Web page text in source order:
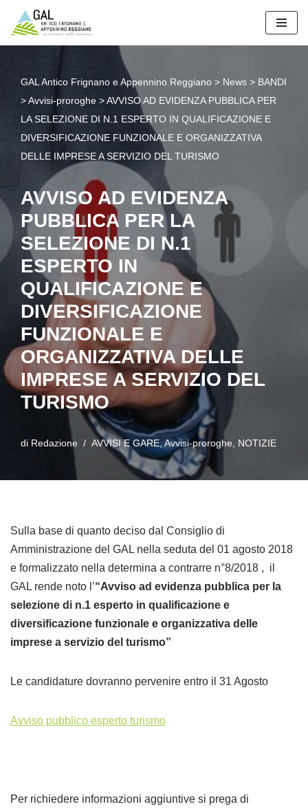
Vai
GAL Antico Frignano e Appennino Reggiano > News > BANDI
>Avvisi-proroghe >AVVISO AD EVIDENZA PUBBLICA PER
LA SELEZIONE DI N.1 ESPERTO IN QUALIFICAZIONE E
DIVERSIFICAZIONE FUNZIONALE E ORGANIZZATIVA
DELLE IMPRESE A SERVIZIO DEL TURISMO
AVVISO AD EVIDENZA
PUBBLICA PER LA
SELEZIONE DI N.1
ESPERTO IN
QUALIFICAZIONE E
DIVERSIFICAZIONE
FUNZIONALE E
ORGANIZZATIVA DELLE
IMPRESE A SERVIZIO DEL
TURISMO
di Redazione AVVISI E GARE,Avvisi-proroghe NOTIZIE
Sulla base di quanto deciso dal Consiglio di
Amministrazione del GAL nella seduta del 01 agosto 2018
e formalizzato nella determina a contrarre n°8/2018 , il
GAL rende noto l’“Avviso ad evidenza pubblica per la
selezione di n.1 esperto in qualificazione e
diversificazione funzionale e organizzativa delle
imprese a servizio del turismo”
Le candidature dovranno pervenire entro il 31 Agosto
Avviso pubblico esperto turismo
Per richiedere informazioni aggiuntive si prega di